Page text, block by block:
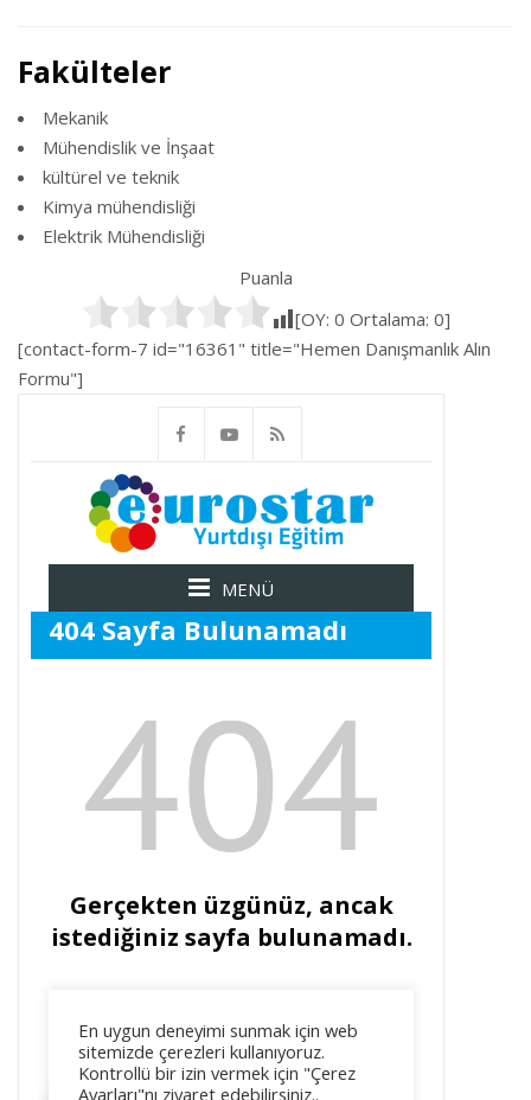
Fakülteler
Mekanik
Mühendislik ve İnşaat
kültürel ve teknik
Kimya mühendisliği
Elektrik Mühendisliği
Puanla
[OY: 0 Ortalama: 0]
[contact-form-7 id="16361" title="Hemen Danışmanlık Alın
Formu"]